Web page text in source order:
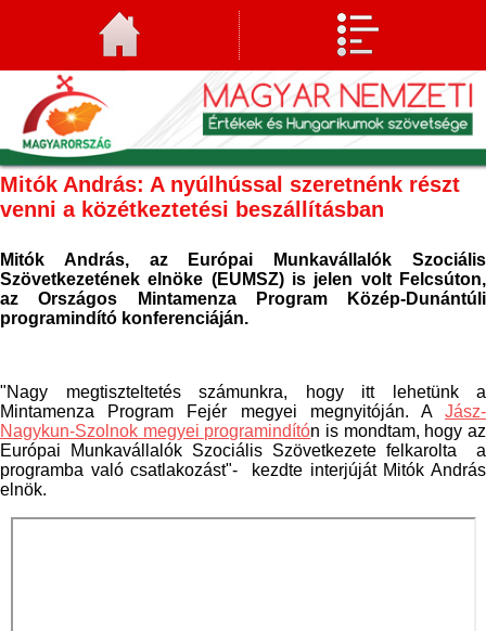
Mitók András: A nyúlhússal szeretnénk részt
venni a közétkeztetési beszállításban
Mitók András, az Európai Munkavállalók Szociális
Szövetkezetének elnöke (EUMSZ)is jelen volt Felcsúton,
az Országos Mintamenza Program Közép-Dunántúli
programindító konferenciáján.
"Nagy megtiszteltetés számunkra, hogy itt lehetünk a
Mintamenza Program Fejér megyei megnyitóján. A Jász-
Nagykun-Szolnok megyei programindítón is mondtam, hogy az
Európai Munkavállalók Szociális Szövetkezete felkarolta a
programba való csatlakozást"- kezdte interjúját Mitók András
elnök.